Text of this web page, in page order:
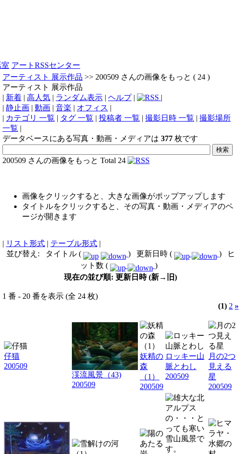
アートRSSセンター
アーティスト 展示作品 >> 200509 さんの画像をもっと ( 24 )
アーティスト 展示作品
| 新着 | 高人気 | ランダム表示 | ヘルプ|
|
| 静止画 | 動画 | 音楽 | オフィス |
| カテゴリ 一覧 | タグ 一覧 | 投稿者 一覧 | 撮影日時 一覧 | 撮影場所
一覧 |
データベースにある写真・動画・メディアは 377 枚です
200509 さんの画像をもっと Total 24
画像をクリックすると、大きな画像がポップアップします
タイトルをクリックすると、その写真・動画・メディアのペ
ージが開きます
| リスト形式 | テーブル形式 |
並び替え: タイトル (
) 更新日時 (
) ヒ
ット数 (
)
現在の並び順: 更新日時 (新→旧)
1 番 - 20 番を表示 (全 24 枚)
(1) 2 »
仔猫
200509
渓流風景（43)
200509
妖精の
森
（1）
200509
ロッキー山
脈とわし
200509
月の2つ
見える
星
200509